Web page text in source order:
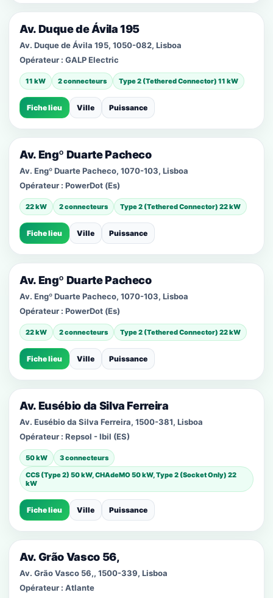
Av. Duque de Ávila 195
Av. Duque de Ávila 195, 1050-082, Lisboa
Opérateur : GALP Electric
11 kW 2 connecteurs Type 2 (Tethered Connector) 11 kW
Fiche lieu Ville Puissance
Av. Engº Duarte Pacheco
Av. Engº Duarte Pacheco, 1070-103, Lisboa
Opérateur : PowerDot (Es)
22 kW 2 connecteurs Type 2 (Tethered Connector) 22 kW
Fiche lieu Ville Puissance
Av. Engº Duarte Pacheco
Av. Engº Duarte Pacheco, 1070-103, Lisboa
Opérateur : PowerDot (Es)
22 kW 2 connecteurs Type 2 (Tethered Connector) 22 kW
Fiche lieu Ville Puissance
Av. Eusébio da Silva Ferreira
Av. Eusébio da Silva Ferreira, 1500-381, Lisboa
Opérateur : Repsol - Ibil (ES)
50 kW
3 connecteurs
CCS (Type 2) 50 kW, CHAdeMO 50 kW, Type 2 (Socket Only) 22
kW
Fiche lieu Ville Puissance
Av. Grão Vasco 56,
Av. Grão Vasco 56,, 1500-339, Lisboa
Opérateur : Atlante